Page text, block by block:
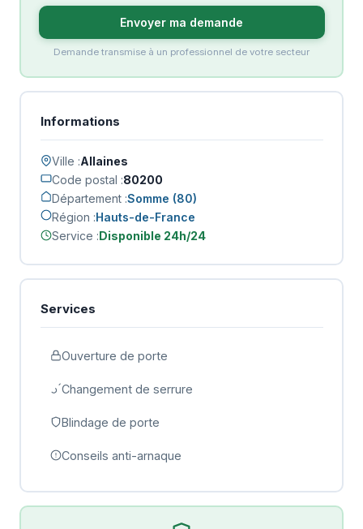
Envoyer ma demande
Demande transmise à un professionnel de votre secteur
Informations
Ville :Allaines
Code postal :80200
Département :Somme (80)
Région :Hauts-de-France
Service :Disponible 24h/24
Services
Ouverture de porte
Changement de serrure
Blindage de porte
Conseils anti-arnaque